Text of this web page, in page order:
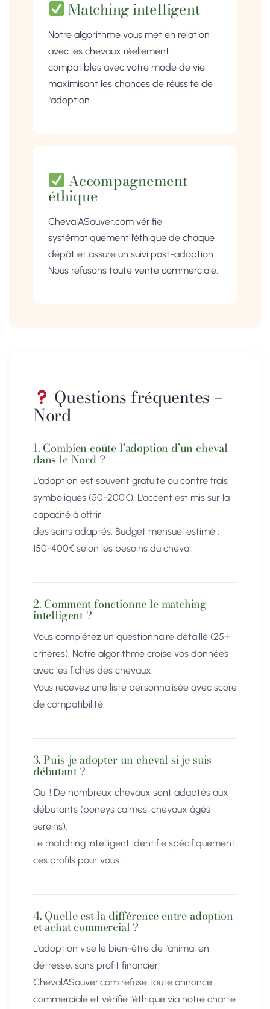
Matching intelligent
Notre algorithme vous met en relation
avec les chevaux réellement
compatibles avec votre mode de vie,
maximisant les chances de réussite de
l’adoption.
Accompagnement
éthique
ChevalASauver.com vérifie
systématiquement l’éthique de chaque
dépôt et assure un suivi post-adoption.
Nous refusons toute vente commerciale.
Questions fréquentes –
Nord
1. Combien coûte l’adoption d’un cheval
dans le Nord ?
L’adoption est souvent gratuite ou contre frais
symboliques (50-200€). L’accent est mis sur la
capacité à offrir
des soins adaptés. Budget mensuel estimé :
150-400€ selon les besoins du cheval.
2. Comment fonctionne le matching
intelligent ?
Vous complétez un questionnaire détaillé (25+
critères). Notre algorithme croise vos données
avec les fiches des chevaux.
Vous recevez une liste personnalisée avec score
de compatibilité.
3. Puis-je adopter un cheval si je suis
débutant ?
Oui ! De nombreux chevaux sont adaptés aux
débutants (poneys calmes, chevaux âgés
sereins).
Le matching intelligent identifie spécifiquement
ces profils pour vous.
4. Quelle est la différence entre adoption
et achat commercial ?
L’adoption vise le bien-être de l’animal en
détresse, sans profit financier.
ChevalASauver.com refuse toute annonce
commerciale et vérifie l’éthique via notre charte